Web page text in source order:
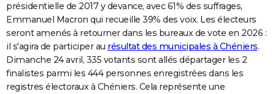
présidentielle de 2017 y devance, avec 61% des suffrages,
Emmanuel Macron qui recueille 39% des voix. Les électeurs
seront amenés à retourner dans les bureaux de vote en 2026 :
il s'agira de participer au résultat des municipales à Chéniers.
Dimanche 24 avril, 335 votants sont allés départager les 2
finalistes parmi les 444 personnes enregistrées dans les
registres électoraux à Chéniers. Cela représente une